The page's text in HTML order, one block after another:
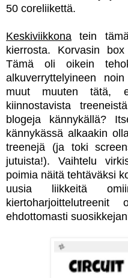
50 coreliikettä.
Keskiviikkona tein
kierrosta. Korvasin
Tämä oli oikein
alkuverryttelyineen
muut muuten tätä,
kiinnostavista
blogeja kännykällä?
kännykässä alkaakin
treenejä (ja toki
jutuista!). Vaihtelu
poimia näitä tehtäväksi
uusia liikkeitä
ehdottomasti